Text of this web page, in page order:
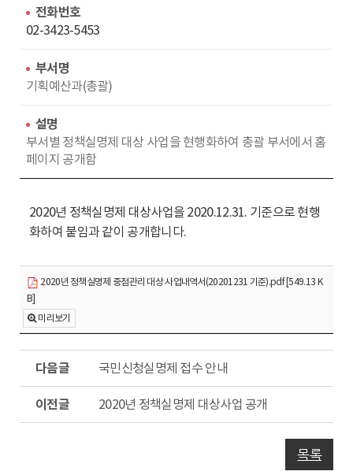
전화번호
02-3423-5453
부서명
기획예산과(총괄)
설명
부서별 정책실명제 대상 사업을 현행화하여 총괄 부서에서 홈
페이지 공개함
2020년 정책실명제 대상사업을 2020.12.31. 기준으로 현행
화하여 붙임과 같이 공개합니다.
2020년 정책실명제 중점관리 대상 사업내역서(20201231 기준).pdf [549.13 K
B]
미리보기
글
국민신청실명제 접수 안내
글
2020년 정책실명제 대상사업 공개
목록